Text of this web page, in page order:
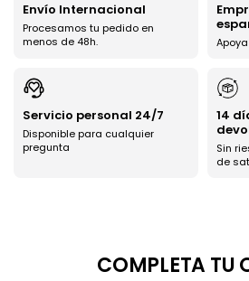
Envío Internacional
Procesamos tu pedido en
menos de 48h.
Servicio personal 24/7
Disponible para cualquier
pregunta
14
Sin
de
COMPLETA TU